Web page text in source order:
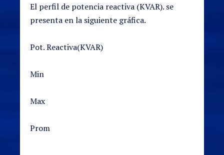
El perfil de potencia reactiva (KVAR). se
presenta en la siguiente gráfica.
Pot. Reactiva(KVAR)
Min
Max
Prom